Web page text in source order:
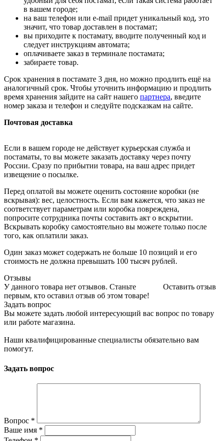
в вашем городе;
на ваш телефон или e-mail придет уникальный код, это
значит, что товар доставлен в постамат;
вы приходите к постамату, вводите полученный код и
следует инструкциям автомата;
оплачиваете заказ в терминале постамата;
забираете товар.
Срок хранения в постамате 3 дня, но можно продлить ещё на
аналогичный срок. Чтобы уточнить информацию и продлить
время хранения зайдите на сайт нашего партнера, введите
номер заказа и телефон и следуйте подсказкам на сайте.
Почтовая доставка
Если в вашем городе не действует курьерская служба и
постаматы, то вы можете заказать доставку через почту
России. Сразу по прибытии товара, на ваш адрес придет
извещение о посылке.
Перед оплатой вы можете оценить состояние коробки (не
вскрывая): вес, целостность. Если вам кажется, что заказ не
соответствует параметрам или коробка повреждена,
попросите сотрудника почты составить акт о вскрытии.
Вскрывать коробку самостоятельно вы можете только после
того, как оплатили заказ.
Один заказ может содержать не больше 10 позиций и его
стоимость не должна превышать 100 тысяч рублей.
Отзывы
Оставить отзыв
У данного товара нет отзывов. Станьте
первым, кто оставил отзыв об этом товаре!
Задать вопрос
Вы можете задать любой интересующий вас вопрос по товару
или работе магазина.
Наши квалифицированные специалисты обязательно вам
помогут.
Задать вопрос
Вопрос *
Ваше имя *